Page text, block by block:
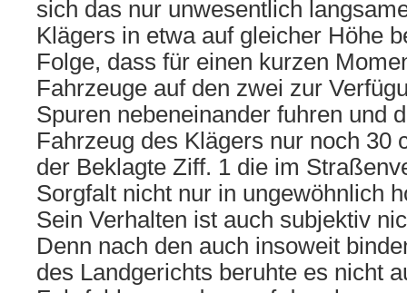
sich das nur unwesentlich
Klägers in etwa auf gleicher Höhe
Folge, dass für einen kurzen
Fahrzeuge auf den zwei zur
Spuren nebeneinander fuhren und
Fahrzeug des Klägers nur noch 30
der Beklagte Ziff. 1 die im
Sorgfalt nicht nur in ungewöhnlich
Sein Verhalten ist auch subjektiv
Denn nach den auch insoweit
des Landgerichts beruhte es nicht